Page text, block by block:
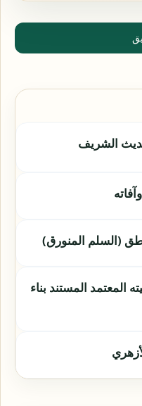
الشريف
(السلم المنورق)
المعتمد المستند بناء